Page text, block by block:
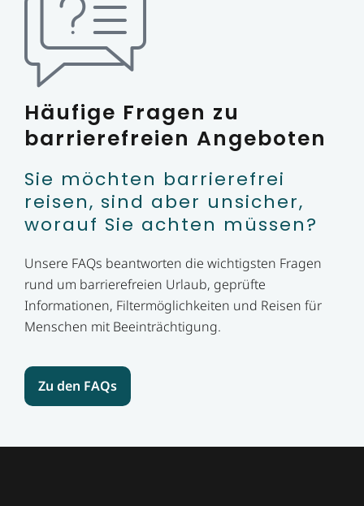
Häufige Fragen zu
barrierefreien Angeboten
Sie möchten barrierefrei
reisen, sind aber unsicher,
worauf Sie achten müssen?
Unsere FAQs beantworten die wichtigsten Fragen
rund um barrierefreien Urlaub, geprüfte
Informationen, Filtermöglichkeiten und Reisen für
Menschen mit Beeinträchtigung.
Zu den FAQs